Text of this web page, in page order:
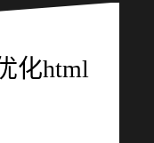
化html